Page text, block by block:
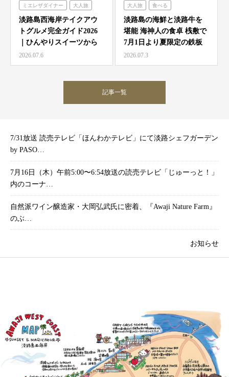
ミエレザダイナー 大人旅
家族旅 食べる
ハローキティスマイル
ミエレザガーデン
ハローキティショーボックス
淡路島西海岸テイクアウ
トグルメ完全ガイド2026
｜ひんやりスイーツから
絶品グルメまで徹底紹…
2026.07.6
大人旅 食べる
海神人の食卓
淡路島の海鮮と淡路牛を
堪能 海神人の食卓 桟敷で
7月1日より夏限定の鉄板
焼きコース4種が登…
2026.07.3
記事一覧
7/31放送 読売テレビ「ほんわかテレビ」にて淡路シェフガーデン
by PASO…
7月16日（木）午前5:00〜6:54放送の読売テレビ「じゅーっと！」
内のコーナ…
自然派ワイン醸造家・大岡弘武氏に密着、『Awaji Nature Farm』
のぶ…
お知らせ